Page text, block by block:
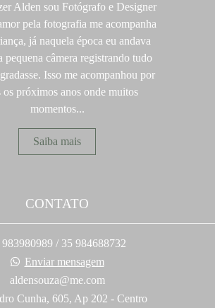
Alden sou Fotógrafo e Designer
pela fotografia me acompanha
já naquela época eu andava
pequena câmera registrando tudo
Isso me acompanhou por
os próximos anos onde muitos
momentos...
Saiba mais
CONTATO
983980989 / 35 984688732
Enviar mensagem
aldensouza@me.com
Cunha, 605, Ap 202 - Centro